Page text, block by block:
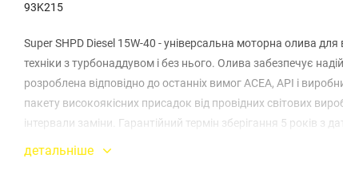
93K215
Super SHPD Diesel 15W-40 - універсальна моторна олива для
техніки з турбонаддувом і без нього. Олива забезпечує
розроблена відповідно до останніх вимог ACEA, API і
пакету високоякісних присадок від провідних світових
інтервали заміни. Гарантійний термін зберігання 5 років з
детальніше